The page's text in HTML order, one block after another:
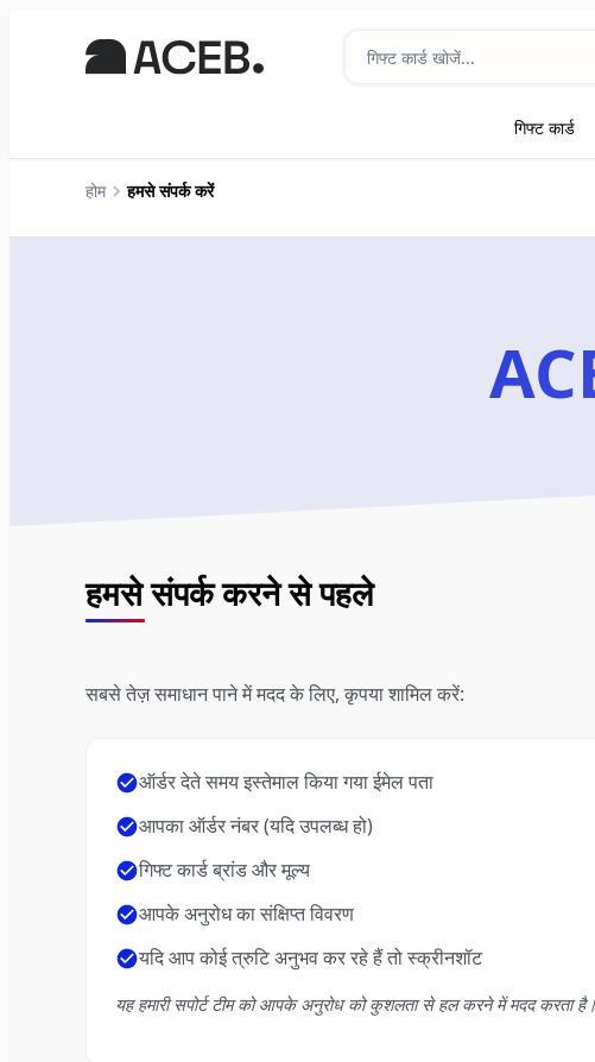
गिफ्ट कार्ड
होम हमसे संपर्क करें
हमसे संपर्क करने से पहले
सबसे तेज़ समाधान पाने में मदद के लिए, कृपया शामिल करें:
ऑर्डर देते समय इस्तेमाल किया गया ईमेल पता
आपका ऑर्डर नंबर (यदि उपलब्ध हो)
गिफ्ट कार्ड ब्रांड और मूल्य
आपके अनुरोध का संक्षिप्त विवरण
यदि आप कोई त्रुटि अनुभव कर रहे हैं तो स्क्रीनशॉट
यह हमारी सपोर्ट टीम को आपके अनुरोध को कुशलता से हल करने में मदद करता है।